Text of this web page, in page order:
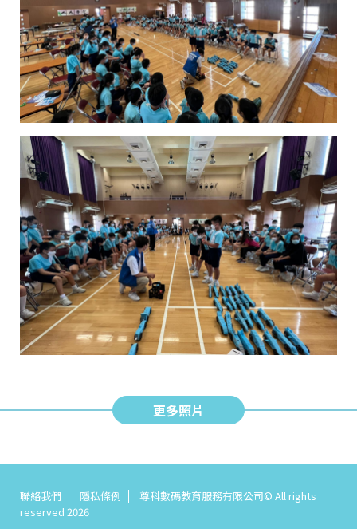
更多照片
聯絡我們 隱私條例
尊科數碼教育服務有限公司© All rights
reserved 2026